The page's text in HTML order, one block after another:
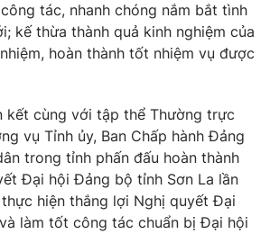
tương lai
Podcast
tác, nhanh chóng nắm bắt tình
kế thừa thành quả kinh nghiệm của
hoàn thành tốt nhiệm vụ được
kết cùng với tập thể Thường trực
vụ Tỉnh ủy, Ban Chấp hành Đảng
trong tỉnh phấn đấu hoàn thành
Đại hội Đảng bộ tỉnh Sơn La lần
hiện thắng lợi Nghị quyết Đại
làm tốt công tác chuẩn bị Đại hội